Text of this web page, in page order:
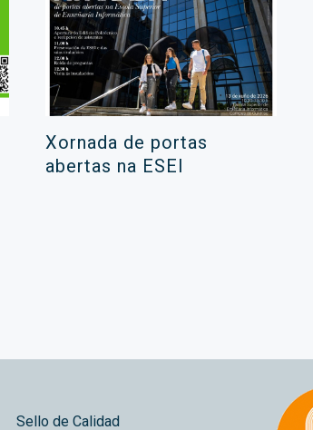
Xornada de portas
abertas na ESEI
Sello de Calidad